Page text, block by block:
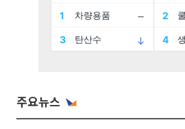
주요뉴스